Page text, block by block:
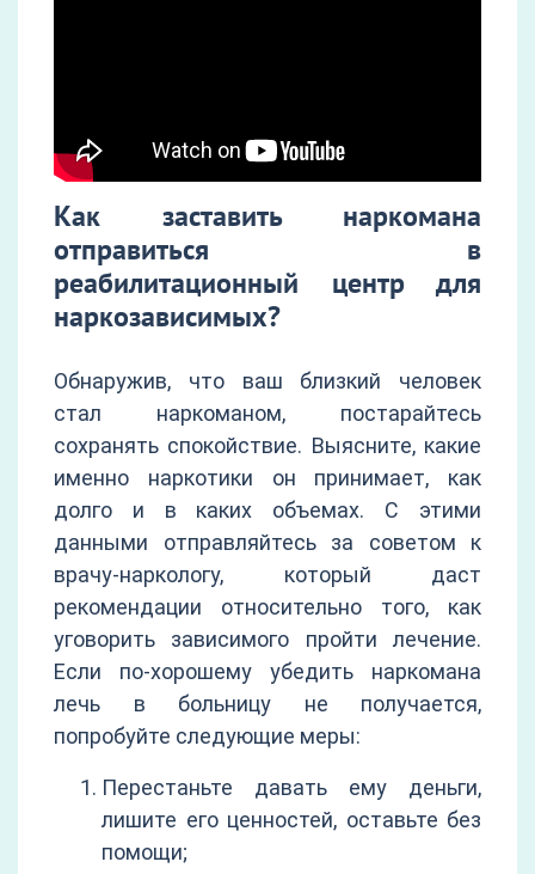
Как заставить наркомана
отправиться в
реабилитационный центр для
наркозависимых?
Обнаружив, что ваш близкий человек
стал наркоманом, постарайтесь
сохранять спокойствие. Выясните, какие
именно наркотики он принимает, как
долго и в каких объемах. С этими
данными отправляйтесь за советом к
врачу-наркологу, который даст
рекомендации относительно того, как
уговорить зависимого пройти лечение.
Если по-хорошему убедить наркомана
лечь в больницу не получается,
попробуйте следующие меры:
Перестаньте давать ему деньги,
лишите его ценностей, оставьте без
помощи;